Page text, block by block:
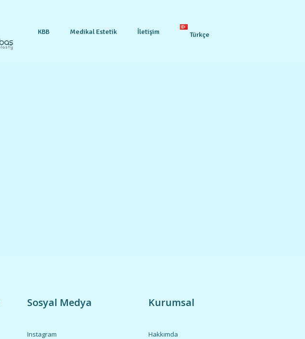
KBB Medikal Estetik İletişim Türkçe
Sosyal Medya
Instagram
Kurumsal
Hakkımda